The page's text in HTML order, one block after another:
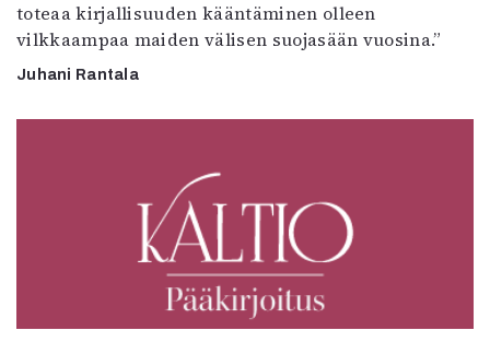
toteaa kirjallisuuden kääntäminen olleen
vilkkaampaa maiden välisen suojasään vuosina.”
Juhani Rantala